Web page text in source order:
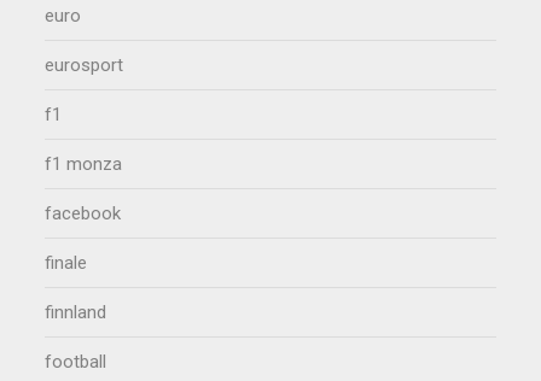
euro
eurosport
f1
f1 monza
facebook
finale
finnland
football